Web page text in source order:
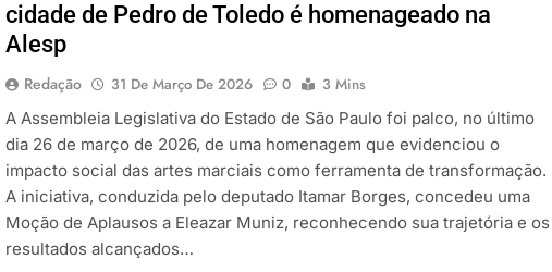
cidade de Pedro de Toledo é homenageado na
Alesp
Redação 31 De Março De 2026 0
3 Mins
A Assembleia Legislativa do Estado de São Paulo foi palco, no último
dia 26 de março de 2026, de uma homenagem que evidenciou o
impacto social das artes marciais como ferramenta de transformação.
A iniciativa, conduzida pelo deputado Itamar Borges, concedeu uma
Moção de Aplausos a Eleazar Muniz, reconhecendo sua trajetória e os
resultados alcançados…